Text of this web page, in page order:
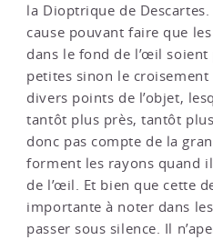
la Dioptrique de
cause pouvant faire que
dans le fond de l’œil
petites sinon le
divers points de l’objet,
tantôt plus près, tantôt
donc pas compte de la
forment les rayons quand
de l’œil. Et bien que cette
importante à noter dans
passer sous silence. Il